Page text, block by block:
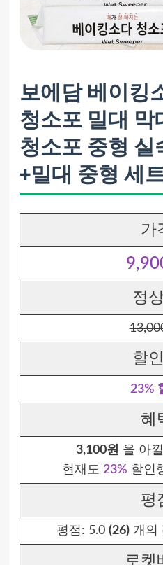
보에담 베이킹
청소포 밀대 막
청소포 중형 실
+밀대 중형 세
가
정
할
23%
혜
3,100원 을 아
현재도 23% 할인
평
평점: 5.0 (26) 개의
로켓